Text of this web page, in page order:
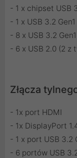
- 1 x chipset USB
- 1 x USB 3.2
- 8 x USB 3.2
- 6 x USB 2.0 (2 z
Złącza
- 1x port HDMI
- 1x DisplayPort
- 1 x port USB 3.2
- 6 portów USB